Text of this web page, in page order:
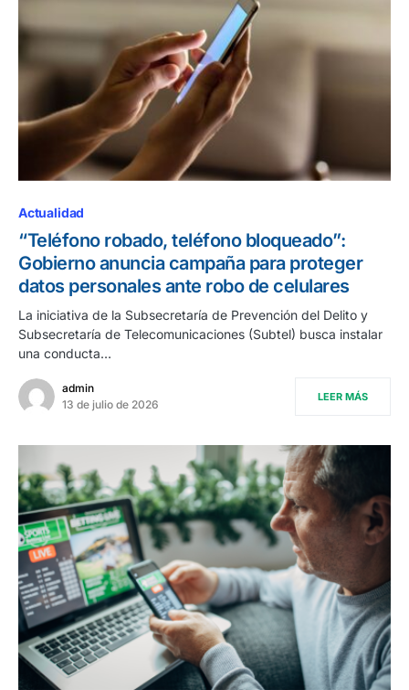
Actualidad
“Teléfono robado, teléfono bloqueado”:
Gobierno anuncia campaña para proteger
datos personales ante robo de celulares
La iniciativa de la Subsecretaría de Prevención del Delito y
Subsecretaría de Telecomunicaciones (Subtel) busca instalar
una conducta…
admin
13 de julio de 2026
LEER MÁS